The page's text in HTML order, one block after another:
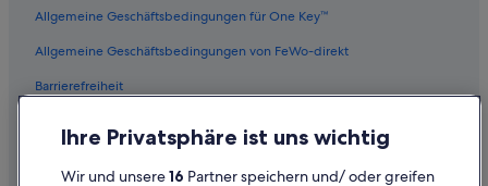
Citizenm Hotels in Chessy
Coupvray Hotels
Schlösser in Chessy
B&B Hotels in Chanteloup-en-Brie
Ferienwohnungen in Chessy
Allgemeine Geschäftsbedingungen für One Key™
Allgemeine Geschäftsbedingungen von FeWo-direkt
Barrierefreiheit
Ihre Privatsphäre ist uns wichtig
Wir und unsere16 Partner speichern und/ oder greifen